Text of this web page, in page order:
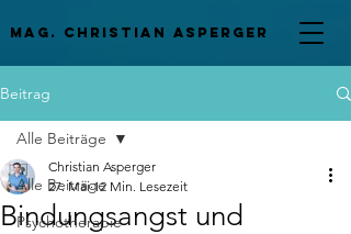
mag. Christian asperger
Beitrag
Alle Beiträge
Psychotherapie
Alle Beiträge
Bindungsangst und
Christian Asperger
27. Mai 12 Min. Lesezeit